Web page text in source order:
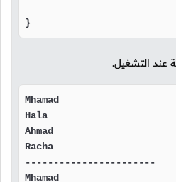
}
عند التشغيل.
Mhamad
Hala
Ahmad
Racha
-----------------------
Mhamad